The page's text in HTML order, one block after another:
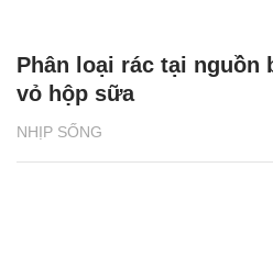
NHỊP SỐNG
Phân loại rác tại nguồn
vỏ hộp sữa